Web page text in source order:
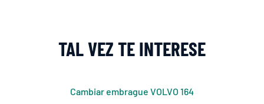
TAL VEZ TE INTERESE
Cambiar embrague VOLVO 164